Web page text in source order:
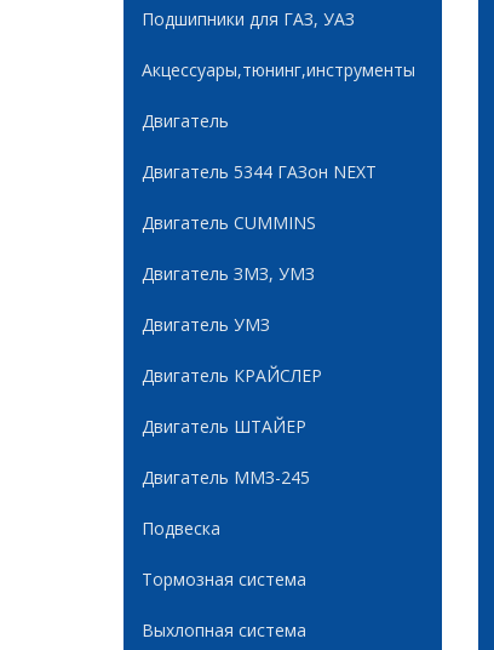
Подшипники для ГАЗ, УАЗ
Акцессуары,тюнинг,инструменты
Двигатель
Двигатель 5344 ГАЗон NEXT
Двигатель CUMMINS
Двигатель ЗМЗ, УМЗ
Двигатель УМЗ
Двигатель КРАЙСЛЕР
Двигатель ШТАЙЕР
Двигатель ММЗ-245
Подвеска
Тормозная система
Выхлопная система